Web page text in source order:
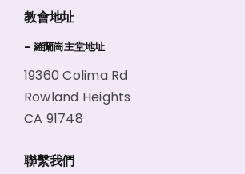
教會地址
– 羅蘭崗主堂地址
19360 Colima Rd
Rowland Heights
CA 91748
聯繫我們